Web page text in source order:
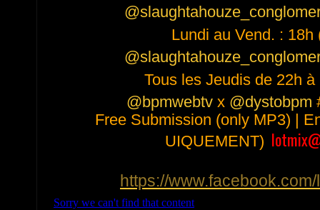
Lundi au Vend. :
Tous les Jeudis de 22h
@bpmwebtv x @dystobpm
Free Submission (only MP3) |
UIQUEMENT)
https://